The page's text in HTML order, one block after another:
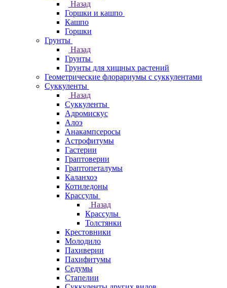
Назад
Горшки и кашпо
Кашпо
Горшки
Грунты
Назад
Грунты
Грунты для хищных растений
Геометрические флорариумы с суккулентами
Суккуленты
Назад
Суккуленты
Адромискус
Алоэ
Анакампсеросы
Астрофитумы
Гастерии
Граптоверии
Граптопеталумы
Каланхоэ
Котиледоны
Крассулы
Назад
Крассулы
Толстянки
Крестовники
Молодило
Пахиверии
Пахифитумы
Седумы
Стапелии